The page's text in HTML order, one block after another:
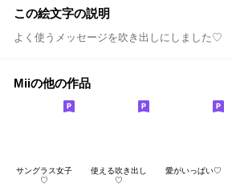
この絵文字の説明
よく使うメッセージを吹き出しにしました♡
Miiの他の作品
サングラス女子
♡
使える吹き出し
♡
愛がいっぱい♡